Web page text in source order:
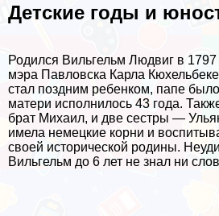
Детские годы и
Родился Вильгельм Людвиг в
мэра Павловска Карла
стал поздним ребенком, папе
матери исполнилось 43 года.
брат Михаил, и две сестры —
имела немецкие корни и
своей исторической родины.
Вильгельм до 6 лет не знал ни